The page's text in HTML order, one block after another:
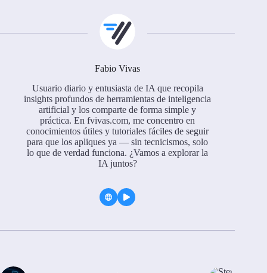
Fabio Vivas
Usuario diario y entusiasta de IA que recopila
insights profundos de herramientas de inteligencia
artificial y los comparte de forma simple y
práctica. En fvivas.com, me concentro en
conocimientos útiles y tutoriales fáciles de seguir
para que los apliques ya — sin tecnicismos, solo
lo que de verdad funciona. ¿Vamos a explorar la
IA juntos?